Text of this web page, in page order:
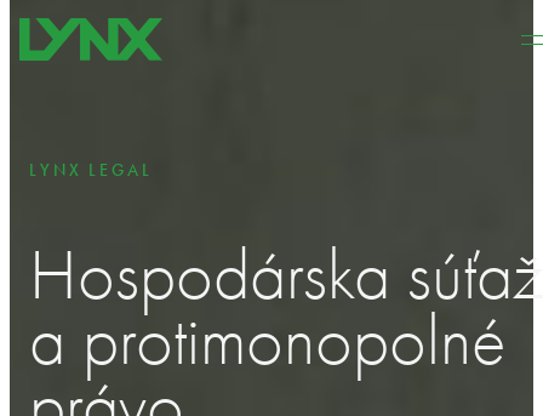
Preskočiť na hlavný obsah
LYNX LEGAL
Hospodárska súťaž
a protimonopolné